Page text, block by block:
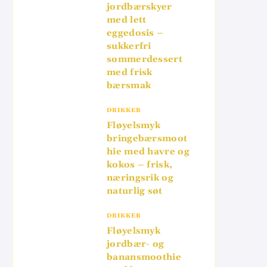
jordbærskyer
med lett
eggedosis –
sukkerfri
sommerdessert
med frisk
bærsmak
DRIKKER
Fløyelsmyk
bringebærsmoot
hie med havre og
kokos – frisk,
næringsrik og
naturlig søt
DRIKKER
Fløyelsmyk
jordbær- og
banansmoothie